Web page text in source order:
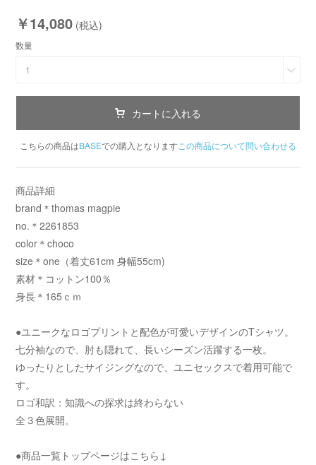
￥14,080 (税込)
数量
1
カートに入れる
こちらの商品はBASEでの購入となります この商品について問い合わせる
商品詳細
brand＊thomas magpie
no.＊2261853
color＊choco
size＊one（着丈61cm 身幅55cm)
素材＊コットン100％
身長＊165ｃｍ
●ユニークなロゴプリントと配色が可愛いデザインのTシャツ。
七分袖なので、肘も隠れて、長いシーズン活躍する一枚。
ゆったりとしたサイジングなので、ユニセックスで着用可能で
す。
ロゴ和訳：知識への探求は終わらない
全３色展開。
●商品一覧トップページはこちら↓